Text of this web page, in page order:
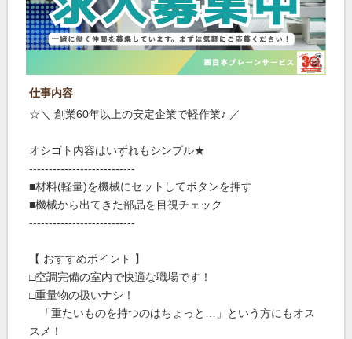
仕事内容
☆＼ 創業60年以上の安定企業で軽作業♪ ／
オシゴト内容はいずれもシンプル★
---------------------------
■材料(軽量)を機械にセットしてボタンを押す
■機械から出てきた部品を目視チェック
---------------------------
【 おすすめポイント 】
□空調完備の室内で快適な職場です！
□重量物の扱いナシ！
「重たいものを持つのはちょっと…」という方にもオス
スメ！